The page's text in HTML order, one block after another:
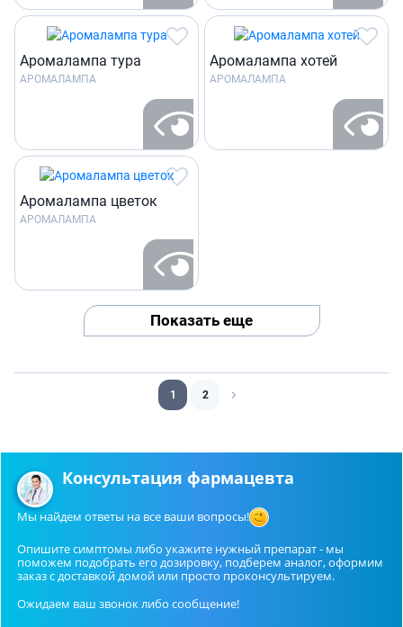
Аромалампа тура
АРОМАЛАМПА
Аромалампа хотей
АРОМАЛАМПА
Аромалампа цветок
АРОМАЛАМПА
Показать еще
1 2
Консультация фармацевта
Мы найдем ответы на все ваши вопросы!
Опишите симптомы либо укажите нужный препарат - мы
поможем подобрать его дозировку, подберем аналог, оформим
заказ с доставкой домой или просто проконсультируем.
Ожидаем ваш звонок либо сообщение!